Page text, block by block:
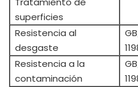
superficies
Resistencia al
desgaste
Resistencia a la
contaminación